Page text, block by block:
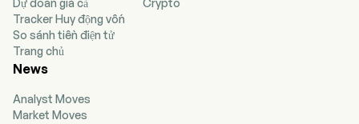
Dự đoán giá cả
Tracker Huy động vốn
So sánh tiền điện tử
Trang chủ
Crypto
News
Analyst Moves
Market Moves